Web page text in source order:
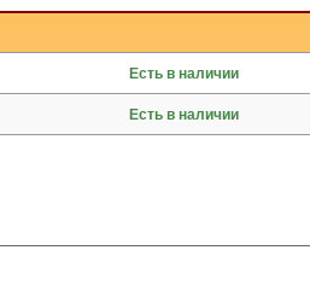
Есть в наличии
Есть в наличии